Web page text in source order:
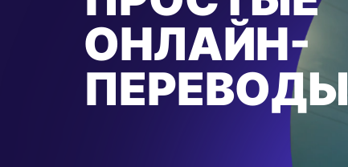
ОНЛАЙН-
ПЕРЕВОДЫ